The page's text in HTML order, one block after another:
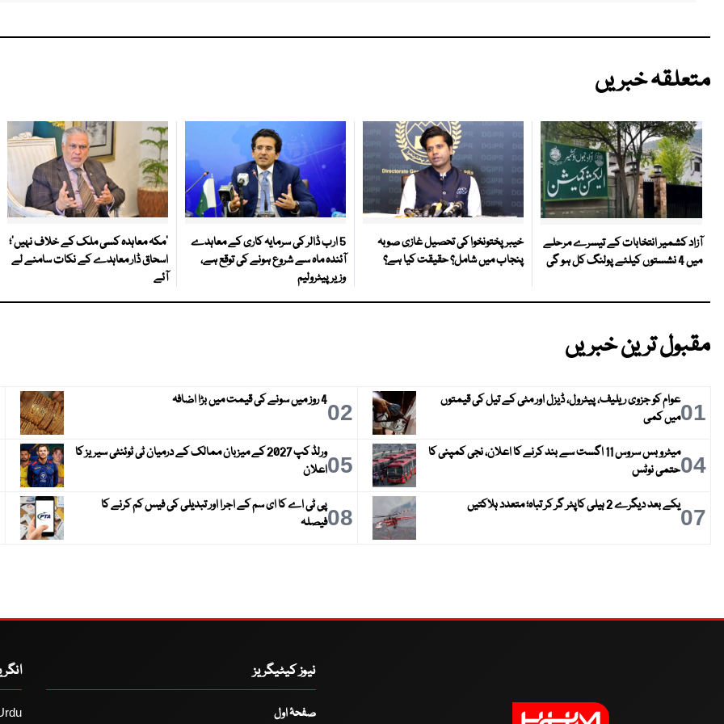
متعلقہ خبریں
آزاد کشمیر انتخابات کے تیسرے مرحلے
میں 4 نشستوں کیلئے پولنگ کل ہو گی
خیبر پختونخوا کی تحصیل غازی صوبہ
پنجاب میں شامل؟ حقیقت کیا ہے؟
5 ارب ڈالر کی سرمایہ کاری کے معاہدے
آئندہ ماہ سے شروع ہونے کی توقع ہے،
وزیر پیٹرولیم
‘مکہ معاہدہ کسی ملک کے خلاف نہیں’؛
اسحاق ڈار معاہدے کے نکات سامنے لے
آئے
مقبول ترین خبریں
01عوام کو جزوی ریلیف، پیٹرول، ڈیزل اور مٹی کے تیل کی قیمتوں
میں کمی
024 روز میں سونے کی قیمت میں بڑا اضافہ
04
میٹرو بس سروس 11 اگست سے بند کرنے کا اعلان، نجی کمپنی کا
حتمی نوٹس
05
ورلڈ کپ 2027 کے میزبان ممالک کے درمیان ٹی ٹوئنٹی سیریز کا
اعلان
07یکے بعد دیگرے 2 ہیلی کاپٹر گر کر تباہ؛ متعدد ہلاکتیں 08پی ٹی اے کا ای سم کے اجرا اور تبدیلی کی فیس کم کرنے کا
فیصلہ
نیوز کیٹیگریز
صفحۂ اول